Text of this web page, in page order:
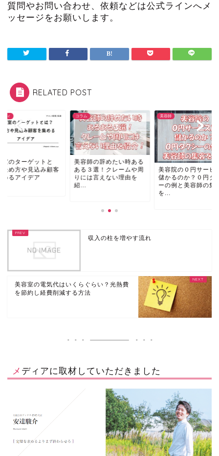
質問やお問い合わせ、依頼などは公式ラインへメ
ッセージをお願いします。
RELATED POST
師の辞めたい時ある
３選！クレームや周
は言えない理由を
美容師
美容院の０円サービスは
儲かるのか？０円タクシ
ーの例と美容師の集客
バラエティ
美容室のターゲット
は？決め方や見込み
を集めるアイデア
収入の柱を増やす流れ
美容室の電気代はいくらぐらい？光熱費
を節約し経費削減する方法
メディアに取材していただきました